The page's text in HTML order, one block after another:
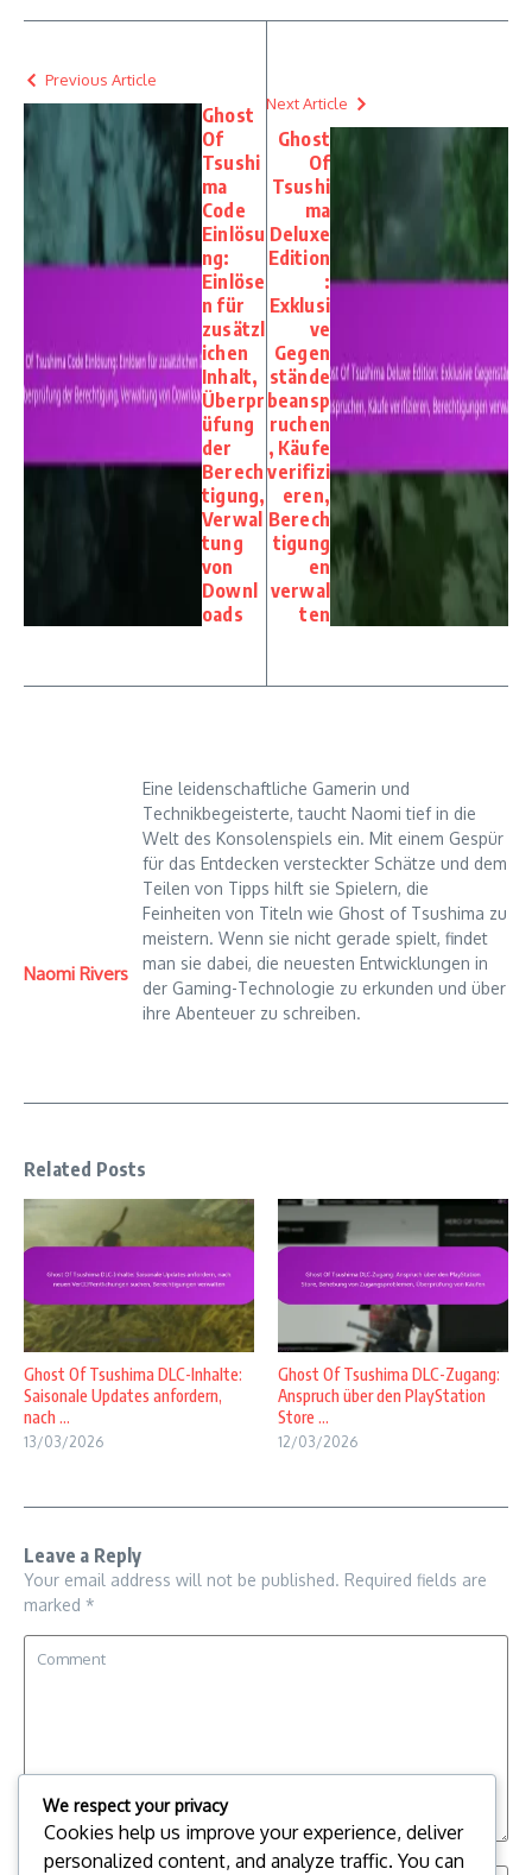
Previous Article
Ghost
Of
Tsushi
ma
Code
Einlösu
ng:
Einlöse
n für
zusätzl
ichen
Inhalt,
Überpr
üfung
der
Berech
tigung,
Verwal
tung
von
Downl
oads
Next Article
Ghost
Of
Tsushi
ma
Deluxe
Edition
:
Exklusi
ve
Gegen
stände
beansp
ruchen
, Käufe
verifizi
eren,
Berech
tigung
en
verwal
ten
Naomi Rivers
Eine leidenschaftliche Gamerin und
Technikbegeisterte, taucht Naomi tief in die
Welt des Konsolenspiels ein. Mit einem Gespür
für das Entdecken versteckter Schätze und dem
Teilen von Tipps hilft sie Spielern, die
Feinheiten von Titeln wie Ghost of Tsushima zu
meistern. Wenn sie nicht gerade spielt, findet
man sie dabei, die neuesten Entwicklungen in
der Gaming-Technologie zu erkunden und über
ihre Abenteuer zu schreiben.
Related Posts
Ghost Of Tsushima DLC-Inhalte:
Saisonale Updates anfordern,
nach ...
13/03/2026
Ghost Of Tsushima DLC-Zugang:
Anspruch über den PlayStation
Store ...
12/03/2026
Leave a Reply
Your email address will not be published. Required fields are
marked *
We respect your privacy
Cookies help us improve your experience, deliver
personalized content, and analyze traffic. You can